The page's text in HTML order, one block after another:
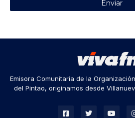
Emisora Comunitaria de la
del Pintao, originamos desde